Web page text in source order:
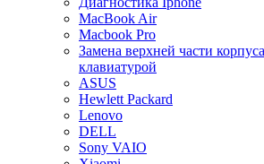
MacBook Air
Macbook Pro
Замена верхней части
клавиатурой
ASUS
Hewlett Packard
Lenovo
DELL
Sony VAIO